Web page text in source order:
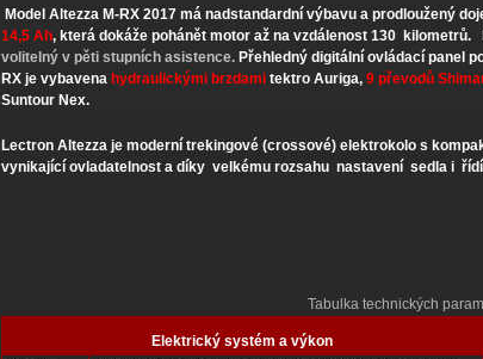
Model Altezza M-RX 2017 má nadstandardní výbavu a prodloužený
14,5 Ah, která dokáže pohánět motor až na vzdálenost 130 kilometrů.
volitelný v pěti stupních asistence. Přehledný digitální ovládací panel
RX je vybavena hydraulickými brzdami tektro Auriga, 9 převodů
Suntour Nex.
Lectron Altezza je moderní trekingové (crossové) elektrokolo s
vynikající ovladatelnost a díky velkému rozsahu nastavení sedla i
Tabulka technických
Elektrický systém a výkon